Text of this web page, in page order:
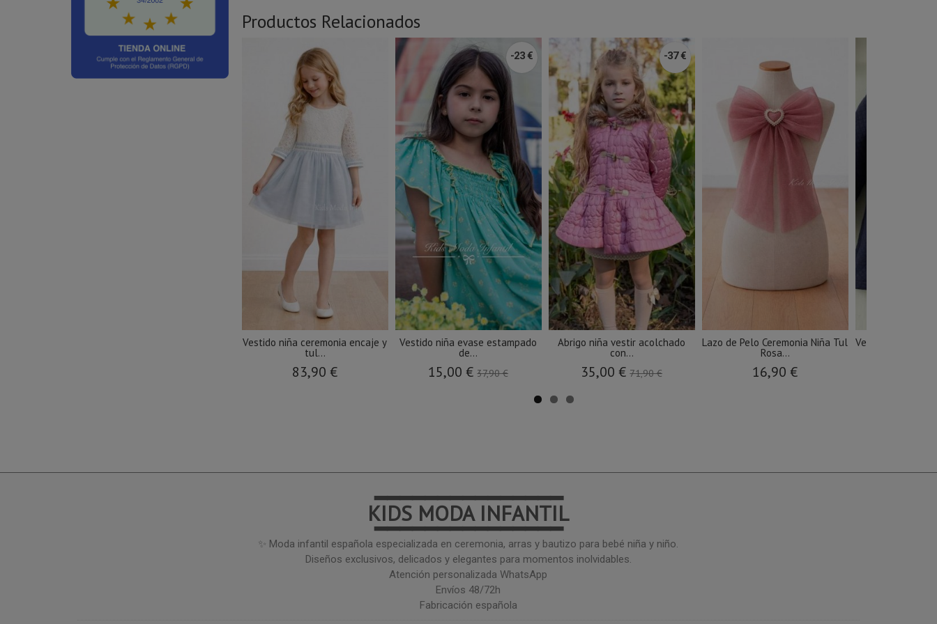
Productos Relacionados
Vestido niña ceremonia encaje y
tul...
83,90 €
-23 €
Vestido niña evase estampado
de...
15,00 €37,90 €
-37 €
Abrigo niña vestir acolchado
con...
35,00 €71,90 €
Lazo de Pelo Ceremonia Niña Tul
Rosa...
16,90 €
Vestido niña
━━━━━━━━━━━━━━━
KIDS MODA INFANTIL
━━━━━━━━━━━━━━━
✨ Moda infantil española especializada en ceremonia, arras y bautizo para bebé niña y niño.
Diseños exclusivos, delicados y elegantes para momentos inolvidables.
Atención personalizada WhatsApp
Envíos 48/72h
Fabricación española